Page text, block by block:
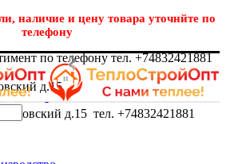
наличие и цену товара уточнйте по
телефону
по телефону тел. +74832421881
д.15
д.15 тел. +74832421881